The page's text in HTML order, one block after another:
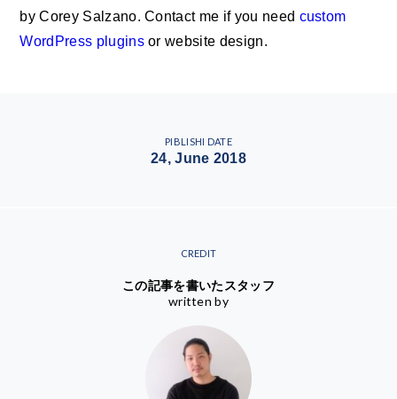
by Corey Salzano. Contact me if you need custom
WordPress pluginsor website design.
PIBLISHI DATE
24, June 2018
CREDIT
この記事を書いたスタッフ
written by